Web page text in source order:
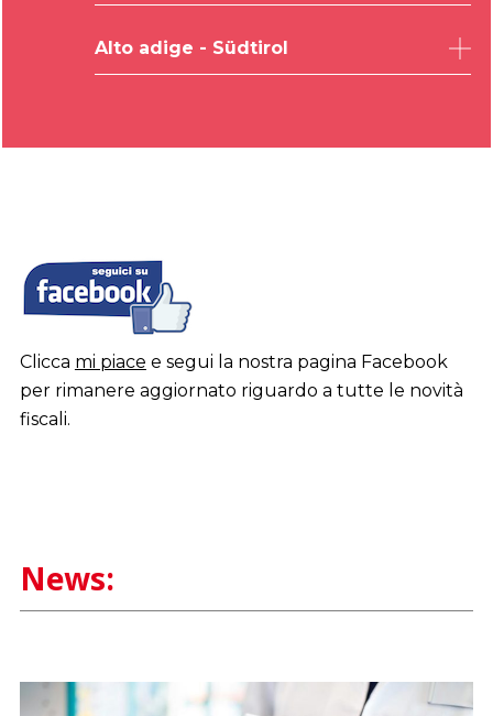
Verona
Vicenza
Gorizia
Trento
Alto adige - Südtirol
Clicca mi piace e segui la nostra pagina Facebook
per rimanere aggiornato riguardo a tutte le novità
fiscali.
News: